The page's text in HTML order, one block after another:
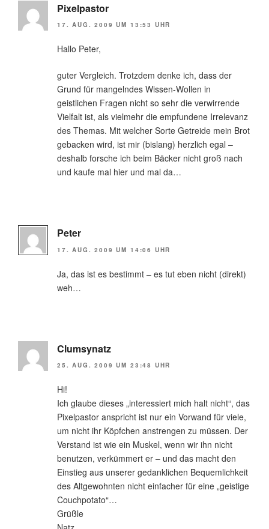
Pixelpastor
17. AUG. 2009 UM 13:53 UHR
Hallo Peter,
guter Vergleich. Trotzdem denke ich, dass der
Grund für mangelndes Wissen-Wollen in
geistlichen Fragen nicht so sehr die verwirrende
Vielfalt ist, als vielmehr die empfundene Irrelevanz
des Themas. Mit welcher Sorte Getreide mein Brot
gebacken wird, ist mir (bislang) herzlich egal –
deshalb forsche ich beim Bäcker nicht groß nach
und kaufe mal hier und mal da…
Peter
17. AUG. 2009 UM 14:06 UHR
Ja, das ist es bestimmt – es tut eben nicht (direkt)
weh…
Clumsynatz
25. AUG. 2009 UM 23:48 UHR
Hi!
Ich glaube dieses „interessiert mich halt nicht“, das
Pixelpastor anspricht ist nur ein Vorwand für viele,
um nicht ihr Köpfchen anstrengen zu müssen. Der
Verstand ist wie ein Muskel, wenn wir ihn nicht
benutzen, verkümmert er – und das macht den
Einstieg aus unserer gedanklichen Bequemlichkeit
des Altgewohnten nicht einfacher für eine „geistige
Couchpotato“…
Grüßle